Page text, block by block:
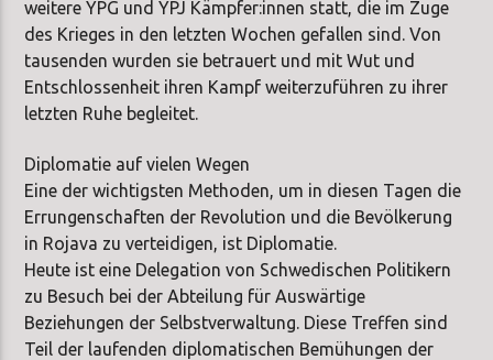
weitere YPG und YPJ Kämpfer:innen statt, die im Zuge
des Krieges in den letzten Wochen gefallen sind. Von
tausenden wurden sie betrauert und mit Wut und
Entschlossenheit ihren Kampf weiterzuführen zu ihrer
letzten Ruhe begleitet.
Diplomatie auf vielen Wegen
Eine der wichtigsten Methoden, um in diesen Tagen die
Errungenschaften der Revolution und die Bevölkerung
in Rojava zu verteidigen, ist Diplomatie.
Heute ist eine Delegation von Schwedischen Politikern
zu Besuch bei der Abteilung für Auswärtige
Beziehungen der Selbstverwaltung. Diese Treffen sind
Teil der laufenden diplomatischen Bemühungen der